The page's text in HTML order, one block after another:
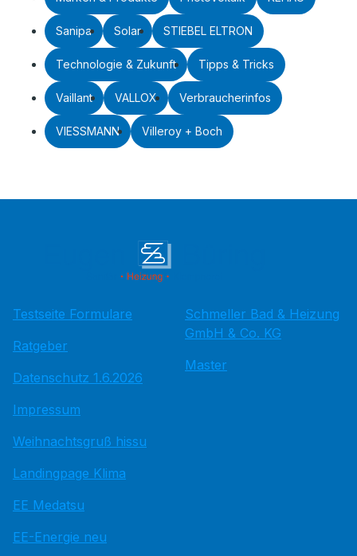
Sanipa Solar STIEBEL ELTRON
Technologie & Zukunft Tipps & Tricks
Vaillant VALLOX Verbraucherinfos
VIESSMANN Villeroy + Boch
Testseite Formulare
Ratgeber
Datenschutz 1.6.2026
Impressum
Weihnachtsgruß hissu
Landingpage Klima
EE Medatsu
EE-Energie neu
Schmeller Bad & Heizung
GmbH & Co. KG
Master